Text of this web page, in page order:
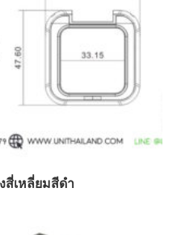
สี่เหลี่ยมสีดำ